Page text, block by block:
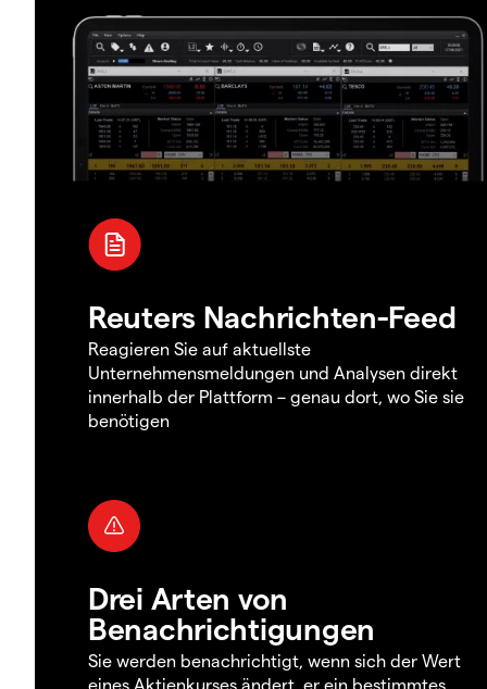
Reuters Nachrichten-Feed
Reagieren Sie auf aktuellste
Unternehmensmeldungen und Analysen direkt
innerhalb der Plattform – genau dort, wo Sie sie
benötigen
Drei Arten von
Benachrichtigungen
Sie werden benachrichtigt, wenn sich der Wert
eines Aktienkurses ändert, er ein bestimmtes